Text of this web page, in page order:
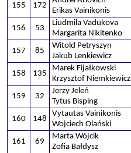
155 172
Erikas Vainikonis
156 53
Liudmila Vadukova
Margarita Nikitenko
157
85
Witold Petryszyn
Jakub Lenkiewicz
158
135
Marek Fijałkowski
Krzysztof Niemkiewicz
159 32
Jerzy Jeleń
Tytus Bisping
160
148
Vytautas Vainikonis
Wojciech Olański
161 69
Marta Wójcik
Zofia Bałdysz